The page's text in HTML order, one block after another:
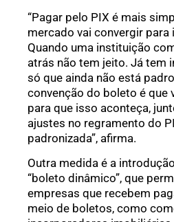
“Pagar pelo PIX é mais
mercado vai convergir para
Quando uma instituição
atrás não tem jeito. Já tem
só que ainda não está
convenção do boleto é que
para que isso aconteça,
ajustes no regramento do
padronizada”, afirma.
Outra medida é a
“boleto dinâmico”, que
empresas que recebem
meio de boletos, como